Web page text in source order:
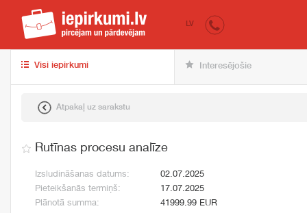
iepirkumi.lv
LV
Visi iepirkumi Interesējošie
Atpakaļ uz sarakstu
Rutīnas procesu analīze
Izsludināšanas datums:
02.07.2025
Pieteikšanās termiņš:
17.07.2025
Plānotā summa:
41999.99 EUR